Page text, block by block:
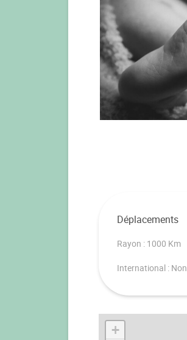
Déplacements
Rayon : 1000 Km
International : Non
+